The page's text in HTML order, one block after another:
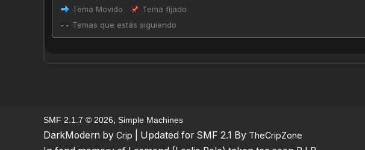
Tema Movido
Tema fijado
Temas que estás siguiendo
SMF 2.1.7 © 2026, Simple Machines
DarkModern by Crip | Updated for SMF 2.1 By TheCripZone